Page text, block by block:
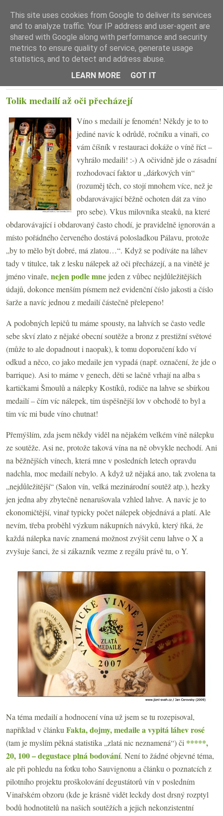
☰ Menu
Tolik medailí až oči přecházejí
Víno s medailí je fenomén! Někdy je to to
jediné navíc k odrůdě, ročníku a vinaři, co
vám číšník v restauraci dokáže o víně říct –
vyhrálo medaili! :-) A očividně jde o zásadní
rozhodovací faktor u „dárkových vín“
(rozuměj těch, co stojí mnohem více, než je
obdarovávající běžně ochoten dát za víno
pro sebe). Vkus milovníka steaků, na které
obdarovávající i obdarovaný často chodí, je pravidelně ignorován a
místo pořádného červeného dostává polosladkou Pálavu, protože
„by to mělo být dobré, má zlatou…“. Když se podíváte na láhev
tady v titulce, tak z lesku nálepek až oči přecházejí, a na vinětě je
jméno vinaře, nejen podle mne jeden z vůbec nejdůležitějších
údajů, dokonce menším písmem než evidenční číslo jakosti a číslo
šarže a navíc jednou z medailí částečně přelepeno!
A podobných lepičů tu máme spousty, na lahvích se často vedle
sebe skví zlato z nějaké obecní soutěže a bronz z prestižní světové
(může to ale dopadnout i naopak), k tomu doporučení kdo ví
odkud a něco, co jako medaile jen vypadá (např. označení, že jde o
barrique). Asi to máme v genech, děti se lačně vrhají na alba s
kartičkami Šmoulů a nálepky Kostíků, rodiče na lahve se sbírkou
medailí – čím víc nálepek, tím úspěšnější lov v obchodě to byl a
tím víc mi bude víno chutnat!
Přemýšlím, zda jsem někdy viděl na nějakém velkém víně nálepku
ze soutěže. Asi ne, protože taková vína na ně obvykle nechodí. Ani
na běžnějších vínech, která mne v posledních letech opravdu
nadchla, moc medailí nebylo. A když už nějaká ano, tak zvolena ta
„nejdůležitější“ (Salon vín, velká mezinárodní soutěž atp.), hezky
jen jedna aby zbytečně nenarušovala vzhled lahve. A navíc je to
ekonomičtější, vinař typicky počet nálepek objednává a platí. Ale
nevím, třeba proběhl výzkum nákupních návyků, který říká, že
každá nálepka navíc znamená možnost zvýšit cenu lahve o X a
zvyšuje šanci, že si zákazník vezme z regálu právě tu, o Y.
Na téma medailí a hodnocení vína už jsem se tu rozepisoval,
například v článku Fakta, dojmy, medaile a vypitá láhev rosé
(tam je myslím pěkná statistika „zlatá nic neznamená“) či *****,
20, 100 – degustace plná bodování. Není to žádné objevné téma,
ale při pohledu na fotku toho Sauvignonu a článku o poznatcích z
pilotního projektu proškolování degustátorů vín v posledním
Vinařském obzoru (kde je krásně vidět leckdy dost drsný rozptyl
bodů hodnotitelů na našich soutěžích a jejich nekonzistentní
This site uses cookies from Google to deliver its services
and to analyze traffic. Your IP address and user-agent are
shared with Google along with performance and security
metrics to ensure quality of service, generate usage
statistics, and to detect and address abuse.
LEARN MORE
GOT IT